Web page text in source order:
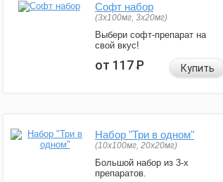
Софт набор
(3x100мг, 3x20мг)
Выбери софт-препарат на
свой вкус!
от 117Р Купить
Набор "Три в одном"
(10x100мг, 20x20мг)
Большой набор из 3-х
препаратов.